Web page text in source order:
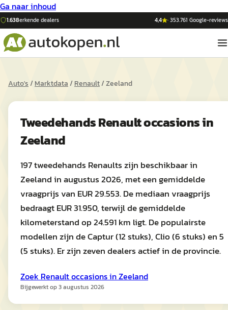
Ga naar inhoud
1.638erkende dealers 4,4 ·353.761 Google-reviews
Auto's/Marktdata/Renault/Zeeland
TweedehandsRenaultoccasions in
Zeeland
197 tweedehands Renaults zijn beschikbaar in
Zeeland in augustus 2026, met een gemiddelde
vraagprijs van EUR 29.553. De mediaan vraagprijs
bedraagt EUR 31.950, terwijl de gemiddelde
kilometerstand op 24.591 km ligt. De populairste
modellen zijn de Captur (12 stuks), Clio (6 stuks) en 5
(5 stuks). Er zijn zeven dealers actief in de provincie.
Zoek Renaultoccasions inZeeland
Bijgewerkt op3 augustus 2026